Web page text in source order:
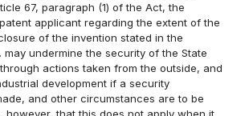
67, paragraph (1) of the Act, the
applicant regarding the extent of the
of the invention stated in the
may undermine the security of the State
actions taken from the outside, and
development if a security
and other circumstances are to be